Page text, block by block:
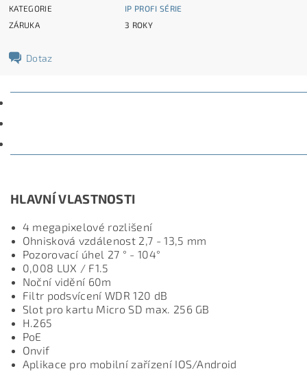
KATEGORIE
IP PROFI SÉRIE
ZÁRUKA
3 ROKY
Dotaz
HLAVNÍ VLASTNOSTI
4 megapixelové rozlišení
Ohnisková vzdálenost 2,7 - 13,5 mm
Pozorovací úhel 27 ° - 104°
0,008 LUX / F1.5
Noční vidění 60m
Filtr podsvícení WDR 120 dB
Slot pro kartu Micro SD max. 256 GB
H.265
PoE
Onvif
Aplikace pro mobilní zařízení IOS/Android